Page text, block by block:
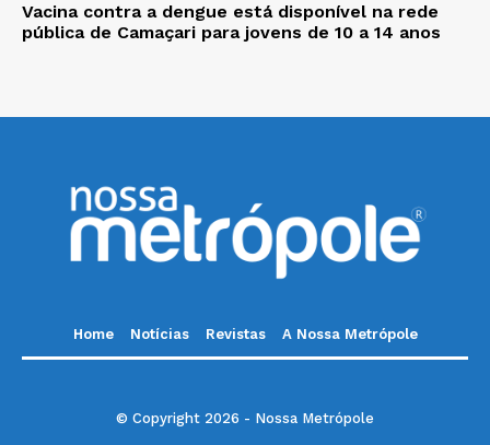
Vacina contra a dengue está disponível na rede
pública de Camaçari para jovens de 10 a 14 anos
Home Notícias Revistas A Nossa Metrópole
© Copyright 2026 - Nossa Metrópole